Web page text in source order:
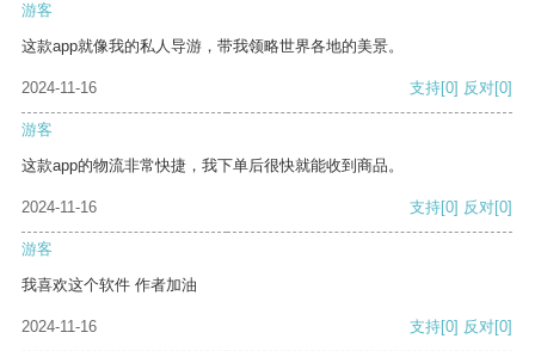
游客
这款app就像我的私人导游，带我领略世界各地的美景。
2024-11-16 支持[0] 反对[0]
游客
这款app的物流非常快捷，我下单后很快就能收到商品。
2024-11-16 支持[0] 反对[0]
游客
我喜欢这个软件 作者加油
2024-11-16 支持[0] 反对[0]